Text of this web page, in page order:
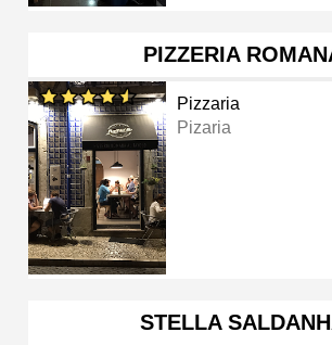
PIZZERIA
Pizzaria
Pizaria
STELLA